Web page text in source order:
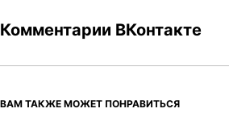
Комментарии ВКонтакте
ВАМ ТАКЖЕ МОЖЕТ ПОНРАВИТЬСЯ